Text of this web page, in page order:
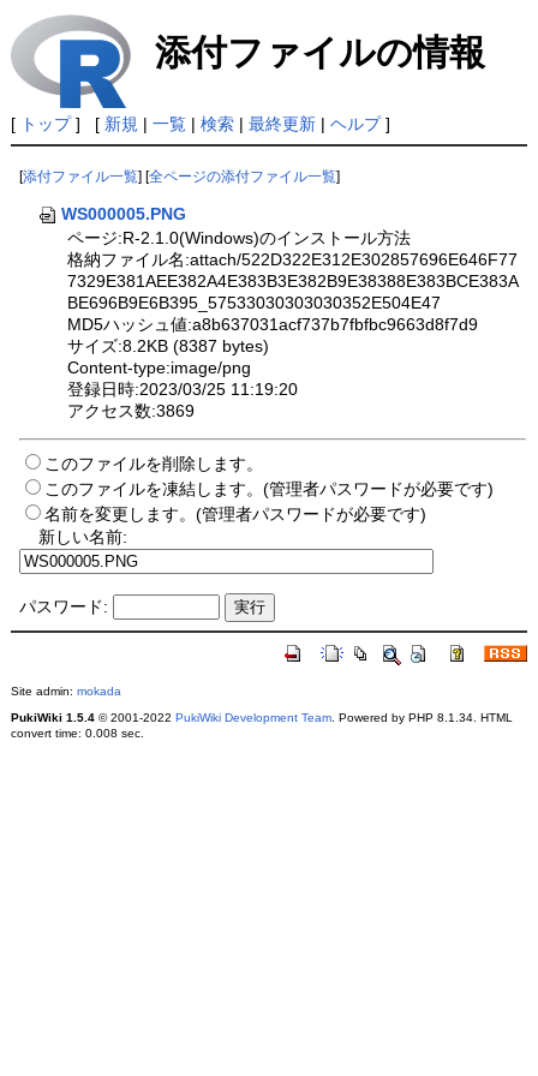
添付ファイルの情報
[ トップ] [ 新規 | 一覧| 検索| 最終更新| ヘルプ]
[添付ファイル一覧 ] [全ページの添付ファイル一覧
WS000005.PNG
ページ:R-2.1.0(Windows)のインストール方法
格納ファイル名:attach/522D322E312E302857696E646F77
7329E381AEE382A4E383B3E382B9E38388E383BCE383A
BE696B9E6B395_57533030303030352E504E47
MD5ハッシュ値:a8b637031acf737b7fbfbc9663d8f7d9
サイズ:8.2KB (8387 bytes)
Content-type:image/png
登録日時:2023/03/25 11:19:20
アクセス数:3869
このファイルを削除します。
このファイルを凍結します。(管理者パスワードが必要です)
名前を変更します。(管理者パスワードが必要です)
新しい名前:
パスワード:
Site admin: mokada
PukiWiki 1.5.4© 2001-2022 PukiWiki Development Team. Powered by PHP 8.1.34. HTML
convert time: 0.008 sec.